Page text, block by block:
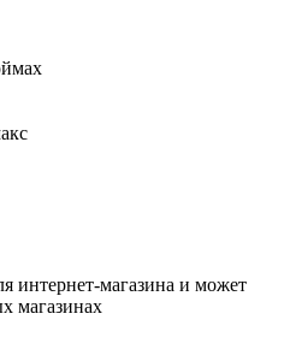
интернет-магазина и может
магазинах